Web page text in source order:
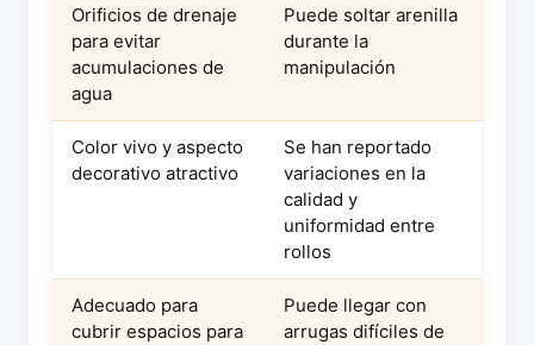
Orificios de drenaje
para evitar
acumulaciones de
agua
Puede soltar arenilla
durante la
manipulación
Color vivo y aspecto
decorativo atractivo
Se han reportado
variaciones en la
calidad y
uniformidad entre
rollos
Adecuado para
cubrir espacios para
Puede llegar con
arrugas difíciles de